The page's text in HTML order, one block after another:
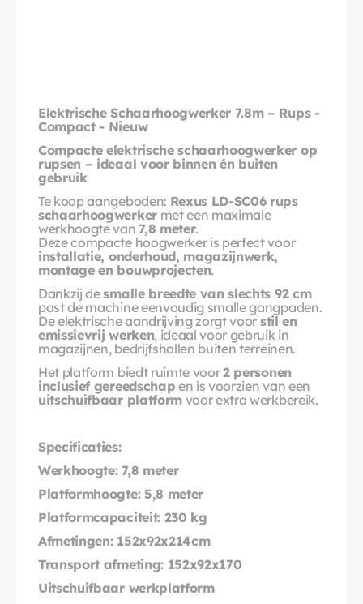
Elektrische Schaarhoogwerker 7.8m – Rups -
Compact - Nieuw
Compacte elektrische schaarhoogwerker op
rupsen – ideaal voor binnen én buiten
gebruik
Te koop aangeboden: Rexus LD-SC06 rups
schaarhoogwerker met een maximale
werkhoogte van 7,8 meter.
Deze compacte hoogwerker is perfect voor
installatie, onderhoud, magazijnwerk,
montage en bouwprojecten.
Dankzij de smalle breedte van slechts 92 cm
past de machine eenvoudig smalle gangpaden.
De elektrische aandrijving zorgt voor stil en
emissievrij werken, ideaal voor gebruik in
magazijnen, bedrijfshallen buiten terreinen.
Het platform biedt ruimte voor 2 personen
inclusief gereedschap
uitschuifbaar platform voor extra werkbereik.
Specificaties:
Werkhoogte: 7,8 meter
Platformhoogte: 5,8 meter
Platformcapaciteit: 230 kg
Afmetingen: 152x92x214cm
Transport afmeting: 152x92x170
Uitschuifbaar werkplatform